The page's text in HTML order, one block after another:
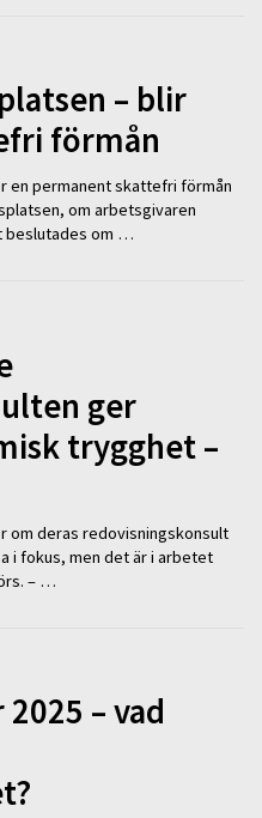
– blir
förmån
en permanent skattefri förmån
om arbetsgivaren
beslutades om …
ger
trygghet –
om deras redovisningskonsult
i fokus, men det är i arbetet
– …
– vad